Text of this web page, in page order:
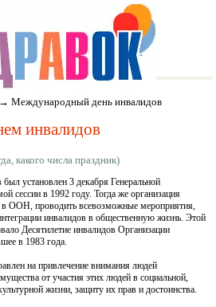
→Международный день инвалидов
инвалидов
какого числа праздник)
установлен 3 декабря Генеральной
сессии в 1992 году. Тогда же организация
в ООН, проводить всевозможные мероприятия,
инвалидов в общественную жизнь. Этой
Десятилетие инвалидов Организации
в 1983 года.
на привлечение внимания людей
от участия этих людей в социальной,
жизни, защиту их прав и достоинства.